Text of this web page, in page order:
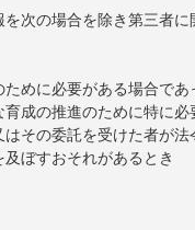
次の場合を除き第三者に
ために必要がある場合で
育成の推進のために特に
はその委託を受けた者が
ぼすおそれがあるとき